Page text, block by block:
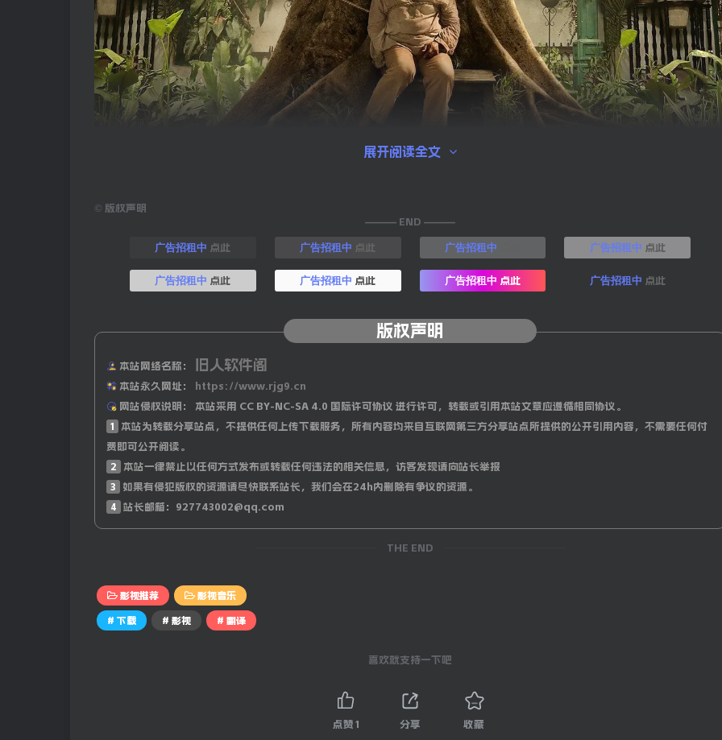
影视介绍
何塞·阿卡蒂奥·布恩迪亚和乌苏拉·伊瓜兰这对表兄妹不顾父母的反对结婚了，他们离开了村庄，踏上了寻找
新家园的漫长旅程。在朋友和冒险家的陪伴下，他们最终在一条有史前石头的河岸旁建立了一座乌托邦小镇，并
将其命名为马孔多。布恩迪亚家族的几代人将决定这座神话小镇的未来，他们饱受疯狂、不可能的爱情、血腥荒
谬的战争以及对可怕诅咒的恐惧的折磨，而诅咒将让他们绝望地度过百年孤独。
《百年孤独》出版于1967年，是1982年诺贝尔文学奖得主加夫列尔·加西亚·马尔克斯的代表作之一。该
书被誉为西班牙裔美国文学和世界文学的杰作，获得了广泛的好评，销量超过5000万册，被翻译成40多种语
言。
展开阅读全文
© 版权声明
——— END ———
广告招租中 点此 广告招租中 点此 广告招租中 广告招租中 点此
广告招租中 点此 广告招租中 点此 广告招租中 点此 广告招租中 点此
版权声明
本站网络名称： 旧人软件阁
本站永久网址：
https://www.rjg9.cn
网站侵权说明：
本站采用 CC BY-NC-SA 4.0 国际许可协议 进行许可，转载或引用本站文章应遵循相同协议。
1
本站为转载分享站点，不提供任何上传下载服务，所有内容均来自互联网第三方分享站点所提供的公开引用内容，不需要任何付
费即可公开阅读。
2
本站一律禁止以任何方式发布或转载任何违法的相关信息，访客发现请向站长举报
3
如果有侵犯版权的资源请尽快联系站长，我们会在24h内删除有争议的资源。
4 站长邮箱：927743002@qq.com
THE END
影视推荐 影视音乐
# 下载 # 影视 # 翻译
喜欢就支持一下吧
点赞 1 分享 收藏